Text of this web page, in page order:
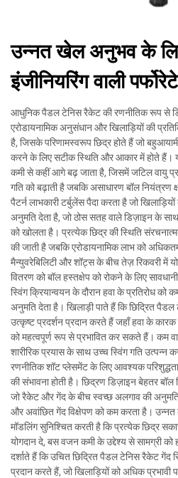
उन्नत खेल अनुभव के
इंजीनियरिंग वाली
आधुनिक पैडल टेनिस रैकेट की रणनीतिक रूप से
एरोडायनामिक अनुसंधान और खिलाड़ियों की
है, जिसके परिणामस्वरूप छिद्र होते हैं जो
करने के लिए सटीक स्थिति और आकार में होते हैं।
कमी से कहीं आगे बढ़ जाता है, जिसमें जटिल वायु
गति को बढ़ाती है जबकि असाधारण बॉल नियंत्रण
पैटर्न लाभकारी टर्बुलेंस पैदा करता है जो
अनुमति देता है, जो ठोस सतह वाले डिज़ाइन के
को खोलता है। प्रत्येक छिद्र की स्थिति
की जाती है जबकि एरोडायनामिक लाभ को
मैन्युवरेबिलिटी और शॉट्स के बीच तेज़ रिकवरी में
वितरण को बॉल हस्तक्षेप को रोकने के लिए
स्विंग क्रियान्वयन के दौरान हवा के प्रतिरोध को
अनुमति देता है। खिलाड़ी पाते हैं कि छिद्रित पैडल
उत्कृष्ट प्रदर्शन प्रदान करते हैं जहाँ हवा के
को महत्वपूर्ण रूप से प्रभावित कर सकते हैं। कम
शारीरिक प्रयास के साथ उच्च स्विंग गति उत्पन्न
रणनीतिक शॉट प्लेसमेंट के लिए आवश्यक परिशुद्धता
की संभावना होती है। छिद्रण डिज़ाइन बेहतर बॉल
जो रैकेट और गेंद के बीच स्वच्छ अलगाव की
और अवांछित गेंद विक्षेपण को कम करता है।
मॉडलिंग सुनिश्चित करती है कि प्रत्येक छिद्र
योगदान दे, बस वजन कमी के उद्देश्य से सामग्री को
दर्शाते हैं कि उचित छिद्रित पैडल टेनिस रैकेट गेंद
प्रदान करते हैं, जो खिलाड़ियों को अधिक प्रभावी